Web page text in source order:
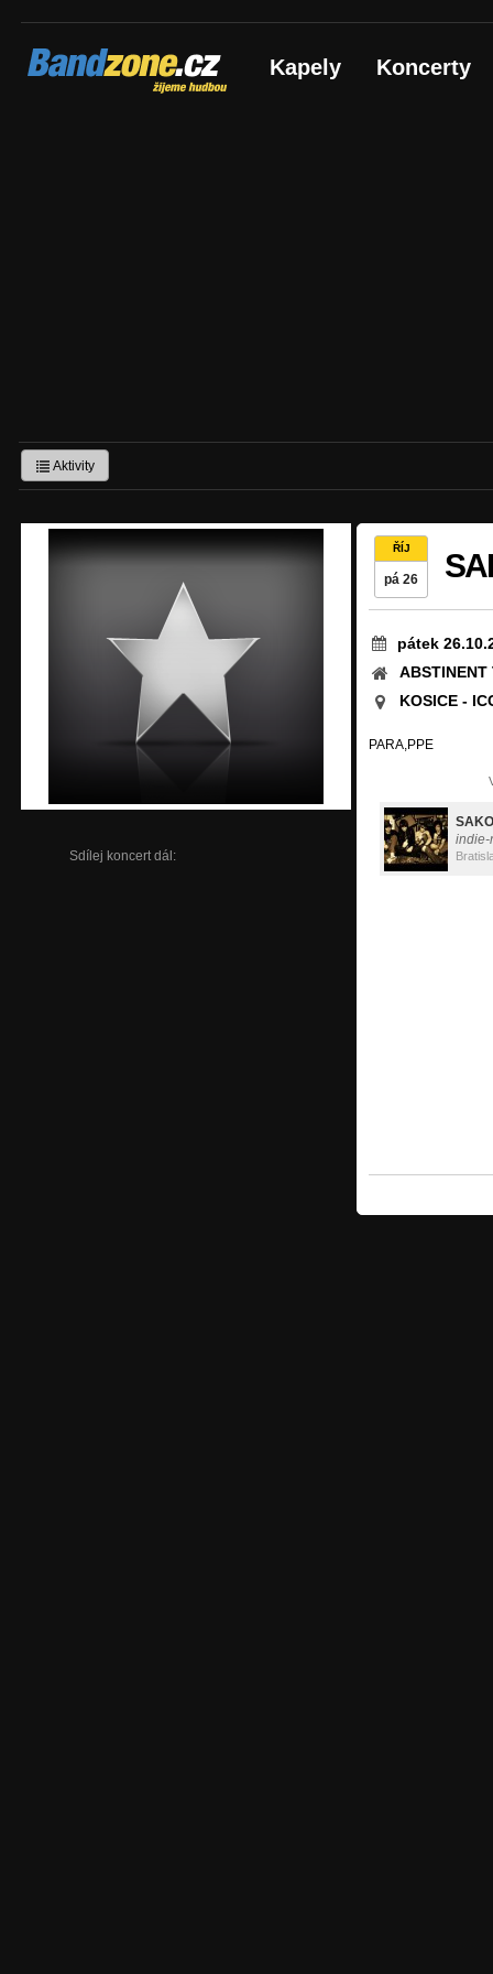
Bandzone.cz
žijeme hudbou Kapely Koncerty
Aktivity
Sdílej koncert dál:
ŘÍJ
pá 26
pátek
ABSTINENT
KOSICE -
PARA,PPE
SAKO
indie-